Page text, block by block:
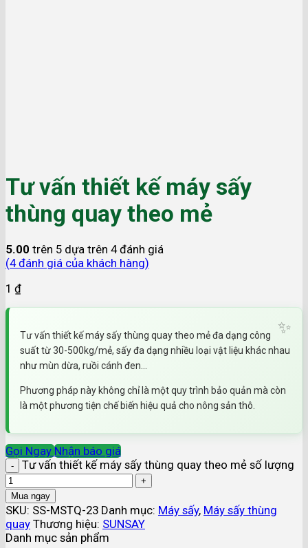
Tư vấn thiết kế máy sấy
thùng quay theo mẻ
5.00 trên 5 dựa trên 4đánh giá
(4đánh giá của khách hàng)
1 ₫
Tư vấn thiết kế máy sấy thùng quay theo mẻ đa dạng công
suất từ 30-500kg/mẻ, sấy đa dạng nhiều loại vật liệu khác nhau
như mùn dừa, ruồi cánh đen…
Phương pháp này không chỉ là một quy trình bảo quản mà còn
là một phương tiện chế biến hiệu quả cho nông sản thô.
Gọi Ngay Nhận báo giá
Tư vấn thiết kế máy sấy thùng quay theo mẻ số lượng
Mua ngay
SKU: SS-MSTQ-23 Danh mục: Máy sấy, Máy sấy thùng
quay Thương hiệu: SUNSAY
Danh mục sản phẩm